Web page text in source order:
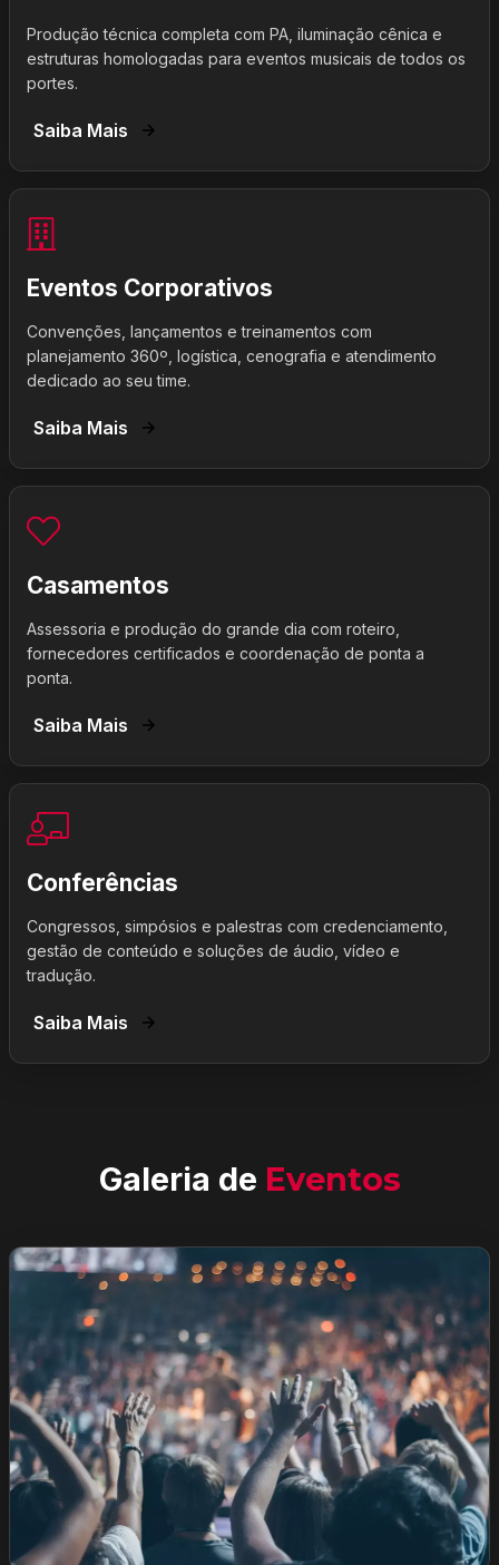
Produção técnica completa com PA, iluminação cênica e
estruturas homologadas para eventos musicais de todos os
portes.
Saiba Mais
Eventos Corporativos
Convenções, lançamentos e treinamentos com
planejamento 360º, logística, cenografia e atendimento
dedicado ao seu time.
Saiba Mais
Casamentos
Assessoria e produção do grande dia com roteiro,
fornecedores certificados e coordenação de ponta a
ponta.
Saiba Mais
Conferências
Congressos, simpósios e palestras com credenciamento,
gestão de conteúdo e soluções de áudio, vídeo e
tradução.
Saiba Mais
Galeria de Eventos